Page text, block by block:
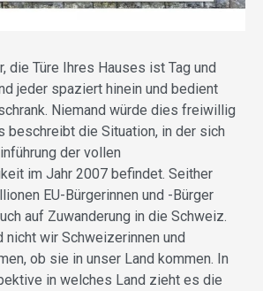
die Türe Ihres Hauses ist Tag und
jeder spaziert hinein und bedient
Niemand würde dies freiwillig
beschreibt die Situation, in der sich
der vollen
im Jahr 2007 befindet. Seither
EU-Bürger­innen und -Bürger
auf Zuwanderung in die Schweiz.
nicht wir Schweizerinnen und
ob sie in unser Land kommen. In
in welches Land zieht es die